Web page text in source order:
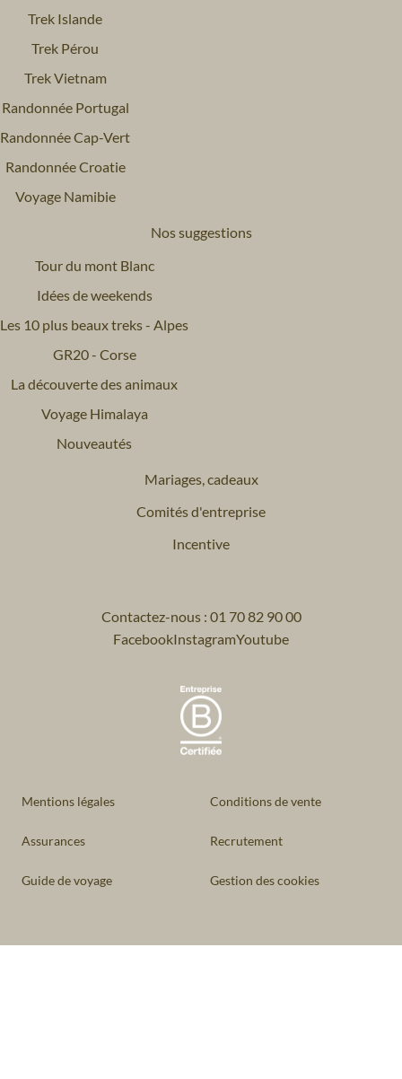
Trek Islande
Trek Pérou
Trek Vietnam
Randonnée Portugal
Randonnée Cap-Vert
Randonnée Croatie
Voyage Namibie
Nos suggestions
Tour du mont Blanc
Idées de weekends
Les 10 plus beaux treks - Alpes
GR20 - Corse
La découverte des animaux
Voyage Himalaya
Nouveautés
Mariages, cadeaux
Comités d'entreprise
Incentive
Contactez-nous : 01 70 82 90 00
FacebookInstagramYoutube
Mentions légales Conditions de vente
Assurances Recrutement
Guide de voyage Gestion des cookies